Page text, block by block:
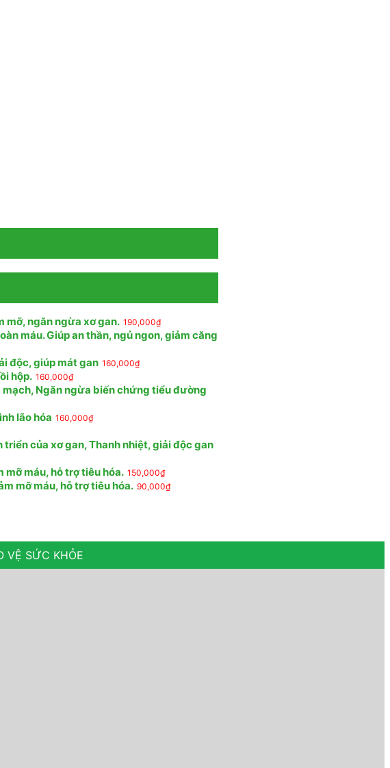
mỡ, ngăn ngừa xơ gan. 190,000₫
máu. Giúp an thần, ngủ ngon, giảm căng
độc, giúp mát gan 160,000₫
hộp. 160,000₫
mạch, Ngăn ngừa biến chứng tiểu đường
lão hóa 160,000₫
của xơ gan, Thanh nhiệt, giải độc gan
mỡ máu, hỗ trợ tiêu hóa. 150,000₫
mỡ máu, hỗ trợ tiêu hóa. 90,000₫
VỆ SỨC KHỎE